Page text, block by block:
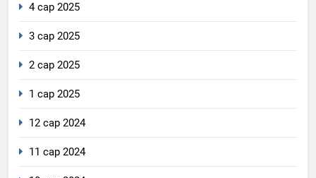
4 сар 2025
3 сар 2025
2 сар 2025
1 сар 2025
12 сар 2024
11 сар 2024